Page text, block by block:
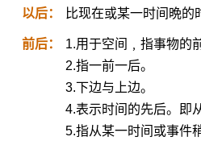
以后： 比现在或某一时间晩的
前后：
1.用于空间﹐指事物的
2.指一前一后。
3.下边与上边。
4.表示时间的先后。即
5.指从某一时间或事件